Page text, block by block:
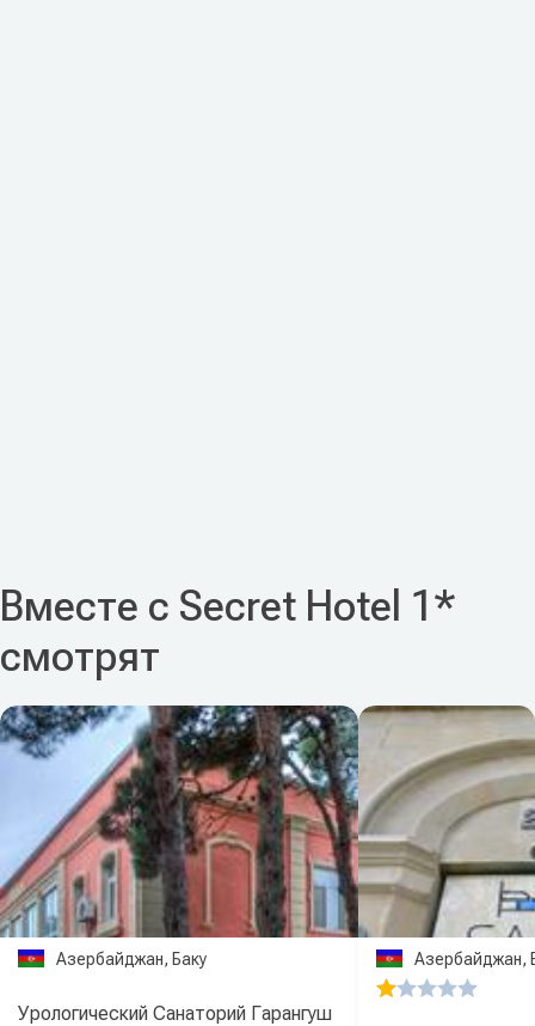
Вместе с Secret Hotel 1*
смотрят
Азербайджан, Баку
Урологический Санаторий Гарангуш
Азербайджан,